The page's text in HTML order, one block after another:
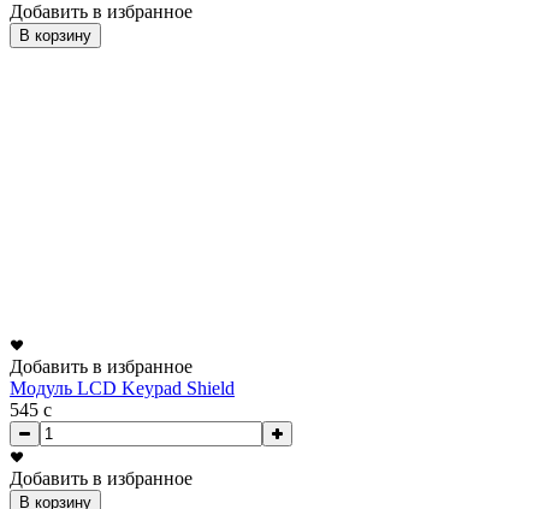
Добавить в избранное
В корзину
Добавить в избранное
Модуль LCD Keypad Shield
545 c
Добавить в избранное
В корзину